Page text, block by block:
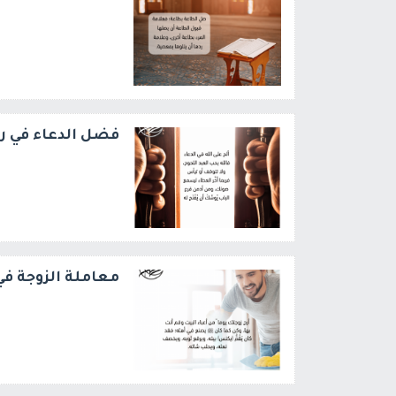
فضل الدعاء في
معاملة الزوجة